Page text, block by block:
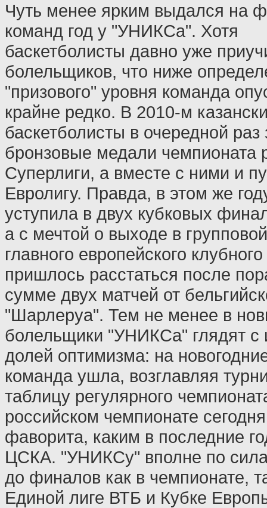
Чуть менее ярким выдался на
команд год у "УНИКСа". Хотя
баскетболисты давно уже
болельщиков, что ниже
"призового" уровня команда
крайне редко. В 2010-м
баскетболисты в очередной раз
бронзовые медали чемпионата
Суперлиги, а вместе с ними и
Евролигу. Правда, в этом же
уступила в двух кубковых
а с мечтой о выходе в
главного европейского
пришлось расстаться после
сумме двух матчей от
"Шарлеруа". Тем не менее в
болельщики "УНИКСа" глядят с
долей оптимизма: на
команда ушла, возглавляя
таблицу регулярного
российском чемпионате
фаворита, каким в последние
ЦСКА. "УНИКСу" вполне по
до финалов как в чемпионате,
Единой лиге ВТБ и Кубке